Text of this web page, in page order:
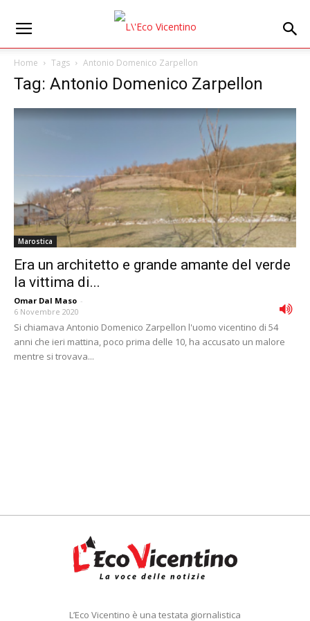
Home Tags Antonio Domenico Zarpellon
Tag: Antonio Domenico Zarpellon
Marostica
Era un architetto e grande amante del verde
la vittima di...
Omar Dal Maso -
6 Novembre 2020
Si chiamava Antonio Domenico Zarpellon l'uomo vicentino di 54
anni che ieri mattina, poco prima delle 10, ha accusato un malore
mentre si trovava...
L’Eco Vicentino è una testata giornalistica